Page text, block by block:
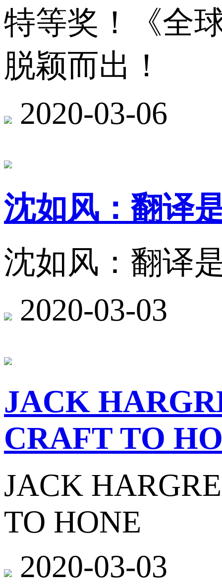
特等奖！《全
脱颖而出！
2020-03-06
沈如风：翻译
沈如风：翻译
2020-03-03
JACK
CRAFT TO
JACK
TO HONE
2020-03-03